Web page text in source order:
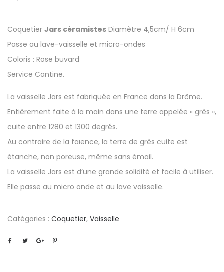
Coquetier Jars céramistes Diamètre 4,5cm/ H 6cm
Passe au lave-vaisselle et micro-ondes
Coloris : Rose buvard
Service Cantine.
La vaisselle Jars est fabriquée en France dans la Drôme.
Entièrement faite à la main dans une terre appelée « grès »,
cuite entre 1280 et 1300 degrés.
Au contraire de la faïence, la terre de grès cuite est
étanche, non poreuse, même sans émail.
La vaisselle Jars est d’une grande solidité et facile à utiliser.
Elle passe au micro onde et au lave vaisselle.
Catégories : Coquetier, Vaisselle